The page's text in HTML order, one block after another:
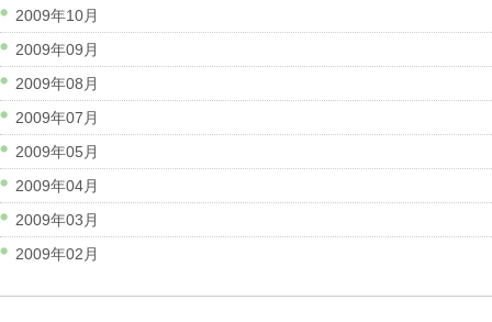
2009年10月
2009年09月
2009年08月
2009年07月
2009年05月
2009年04月
2009年03月
2009年02月